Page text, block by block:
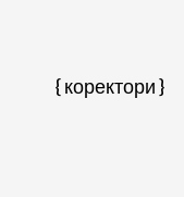
{ коректори }